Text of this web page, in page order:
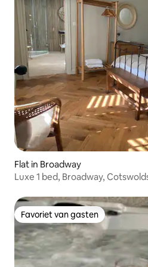
Flat in Broadway
Luxe 1 bed, Broadway,
Favoriet van gasten
Favoriet van gasten